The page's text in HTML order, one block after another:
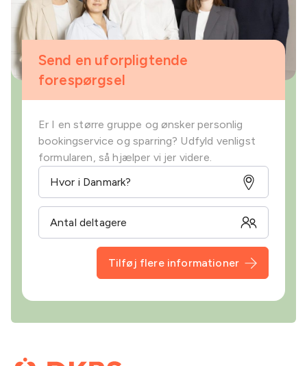
Send en uforpligtende
forespørgsel
Er I en større gruppe og ønsker personlig
bookingservice og sparring? Udfyld venligst
formularen, så hjælper vi jer videre.
Tilføj flere informationer